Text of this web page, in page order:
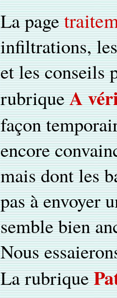
La page
infiltrations,
et les conseils
rubriqueA
façon
encore
mais dont les
pas à envoyer
semble bien
Nous
La rubrique